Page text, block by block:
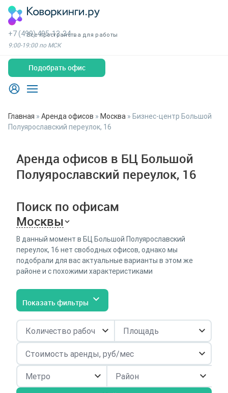
Все пространства для работы
+7 (499) 495-13-34
9:00-19:00 по МСК
Подобрать офис
Главная » Аренда офисов » Москва » Бизнес-центр Большой
Полуярославский переулок, 16
Аренда офисов в БЦ Большой
Полуярославский переулок, 16
Поиск по офисам
Москвы
В данный момент в БЦ Большой Полуярославский
переулок, 16 нет свободных офисов, однако мы
подобрали для вас актуальные варианты в этом же
районе и с похожими характеристиками
Показать фильтры
Район